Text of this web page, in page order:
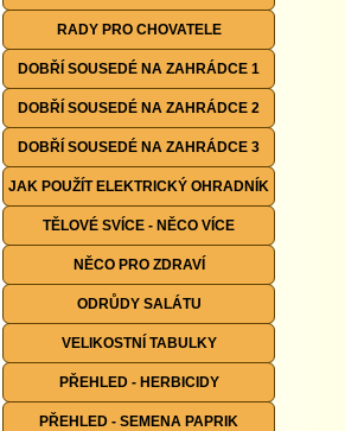
RADY PRO CHOVATELE
DOBŘÍ SOUSEDÉ NA ZAHRÁDCE 1
DOBŘÍ SOUSEDÉ NA ZAHRÁDCE 2
DOBŘÍ SOUSEDÉ NA ZAHRÁDCE 3
JAK POUŽÍT ELEKTRICKÝ OHRADNÍK
TĚLOVÉ SVÍCE - NĚCO VÍCE
NĚCO PRO ZDRAVÍ
ODRŮDY SALÁTU
VELIKOSTNÍ TABULKY
PŘEHLED - HERBICIDY
PŘEHLED - SEMENA PAPRIK